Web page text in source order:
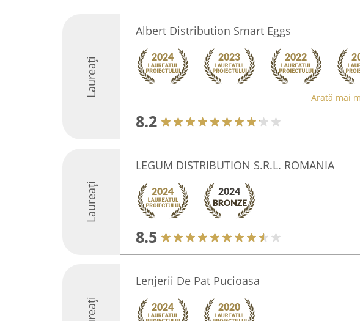
Laureați
Albert Distribution Smart Eggs
Arată mai
8.2
Laureați
LEGUM DISTRIBUTION S.R.L. ROMANIA
8.5
Lenjerii De Pat Pucioasa